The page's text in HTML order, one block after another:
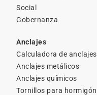
Social
Gobernanza
Anclajes
Calculadora de anclajes
Anclajes metálicos
Anclajes químicos
Tornillos para hormigón